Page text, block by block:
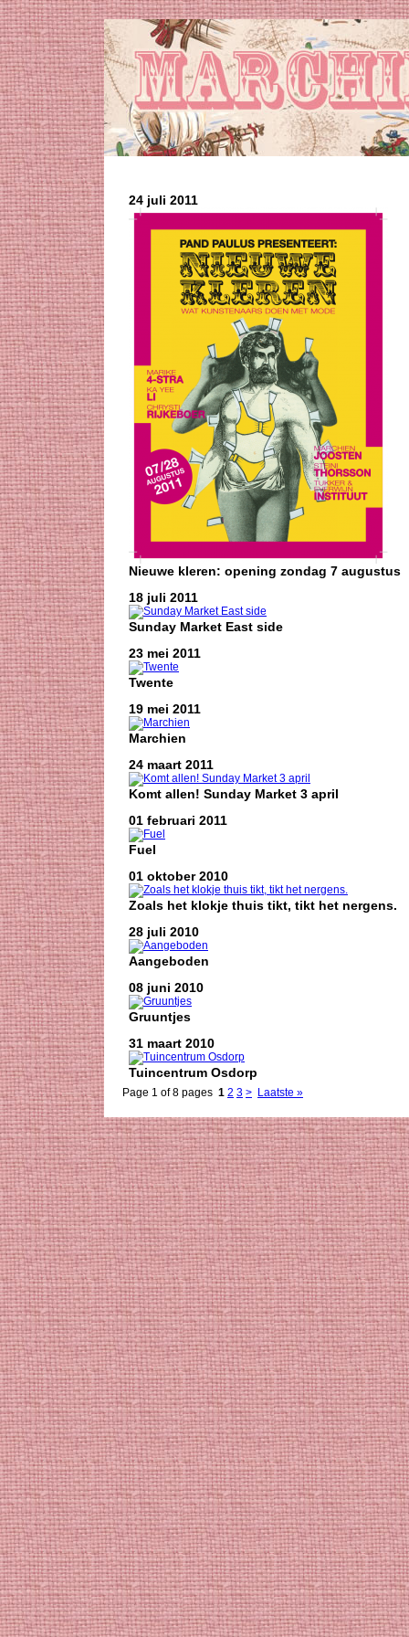
24 juli 2011
Nieuwe kleren: opening zondag 7 augustus
18 juli 2011
Sunday Market East side
23 mei 2011
Twente
19 mei 2011
Marchien
24 maart 2011
Komt allen! Sunday Market 3 april
01 februari 2011
Fuel
01 oktober 2010
Zoals het klokje thuis tikt, tikt het nergens.
28 juli 2010
Aangeboden
08 juni 2010
Gruuntjes
31 maart 2010
Tuincentrum Osdorp
Page 1 of 8 pages 1 2 3 > Laatste »